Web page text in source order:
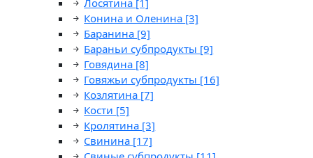
Лосятина [1]
Конина и Оленина [3]
Баранина [9]
Бараньи субпродукты [9]
Говядина [8]
Говяжьи субпродукты [16]
Козлятина [7]
Кости [5]
Кролятина [3]
Свинина [17]